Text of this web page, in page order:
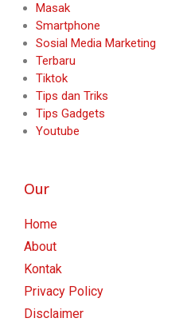
Masak
Smartphone
Sosial Media Marketing
Terbaru
Tiktok
Tips dan Triks
Tips Gadgets
Youtube
Our
Home
About
Kontak
Privacy Policy
Disclaimer